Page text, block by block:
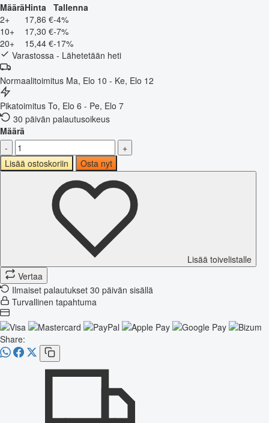
MääräHinta
Tallenna
2+
17,86 €-4%
10+
17,30 €-7%
20+
15,44 €-17%
Varastossa - Lähetetään heti
Normaalitoimitus Ma, Elo 10 - Ke, Elo 12
Pikatoimitus To, Elo 6 - Pe, Elo 7
30 päivän palautusoikeus
Määrä
-
+
Lisää ostoskoriin
Osta nyt
Lisää toivelistalle
Vertaa
Ilmaiset palautukset 30 päivän sisällä
Turvallinen tapahtuma
Share: